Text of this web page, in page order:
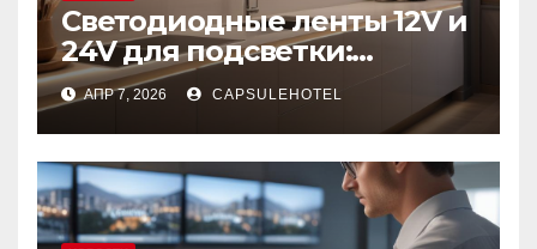
Светодиодные ленты 12V и
24V для подсветки:
характеристики и области
применения
АПР 7, 2026 CAPSULEHOTEL